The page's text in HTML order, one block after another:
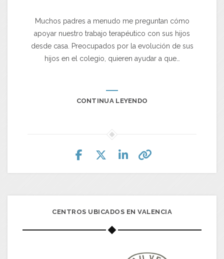
Muchos padres a menudo me preguntan cómo
apoyar nuestro trabajo terapéutico con sus hijos
desde casa. Preocupados por la evolución de sus
hijos en el colegio, quieren ayudar a que…
CONTINUA LEYENDO
CENTROS UBICADOS EN VALENCIA